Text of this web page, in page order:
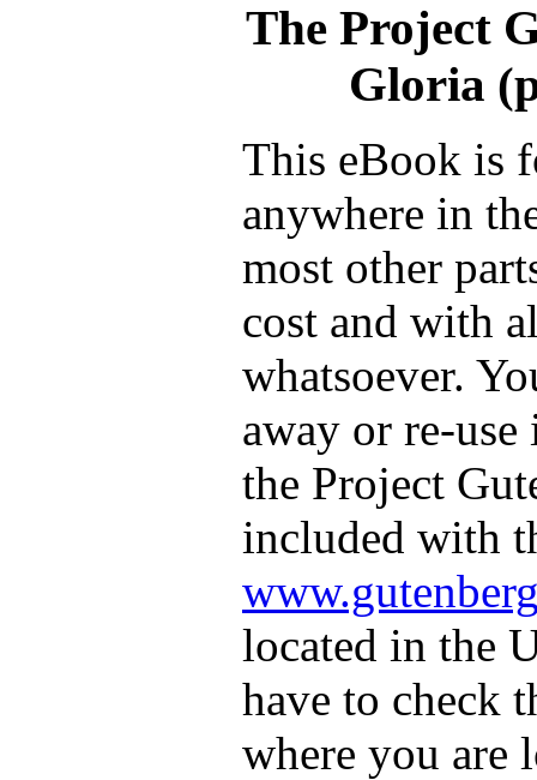
The Project
Gloria
This eBook is
anywhere in
most other
cost and with
whatsoever.
away or re-
the Project
included with
located in the
have to check
where you are